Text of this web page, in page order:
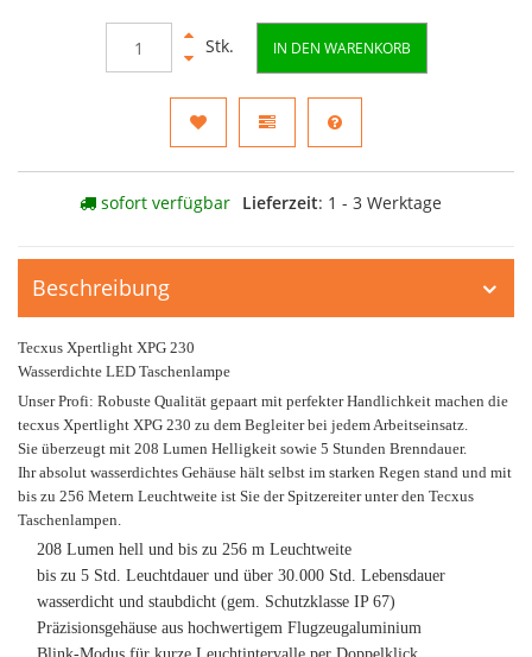
Stk. IN DEN WARENKORB
sofort verfügbar Lieferzeit: 1 - 3 Werktage
Beschreibung
Tecxus Xpertlight XPG 230
Wasserdichte LED Taschenlampe
Unser Profi: Robuste Qualität gepaart mit perfekter Handlichkeit machen die
tecxus Xpertlight XPG 230 zu dem Begleiter bei jedem Arbeitseinsatz.
Sie überzeugt mit 208 Lumen Helligkeit sowie 5 Stunden Brenndauer.
Ihr absolut wasserdichtes Gehäuse hält selbst im starken Regen stand und mit
bis zu 256 Metern Leuchtweite ist Sie der Spitzereiter unter den Tecxus
Taschenlampen.
208 Lumen hell und bis zu 256 m Leuchtweite
bis zu 5 Std. Leuchtdauer und über 30.000 Std. Lebensdauer
wasserdicht und staubdicht (gem. Schutzklasse IP 67)
Präzisionsgehäuse aus hochwertigem Flugzeugaluminium